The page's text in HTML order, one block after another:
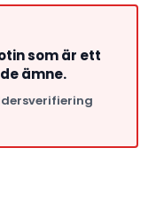
som är ett
ämne.